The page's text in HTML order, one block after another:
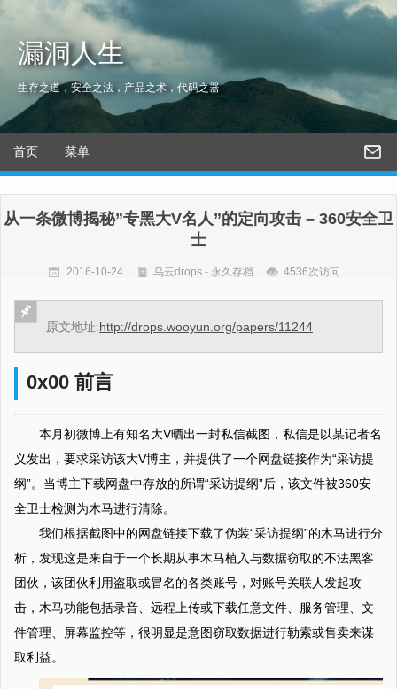
漏洞人生
生存之道，安全之法，产品之术，代码之器
首页 菜单
从一条微博揭秘”专黑大V名人”的定向攻击 – 360安全卫
士
2016-10-24 乌云drops - 永久存档 4536次访问
原文地址:http://drops.wooyun.org/papers/11244
0x00 前言
本月初微博上有知名大V晒出一封私信截图，私信是以某记者名
义发出，要求采访该大V博主，并提供了一个网盘链接作为“采访提
纲”。当博主下载网盘中存放的所谓“采访提纲”后，该文件被360安
全卫士检测为木马进行清除。
我们根据截图中的网盘链接下载了伪装“采访提纲”的木马进行分
析，发现这是来自于一个长期从事木马植入与数据窃取的不法黑客
团伙，该团伙利用盗取或冒名的各类账号，对账号关联人发起攻
击，木马功能包括录音、远程上传或下载任意文件、服务管理、文
件管理、屏幕监控等，很明显是意图窃取数据进行勒索或售卖来谋
取利益。